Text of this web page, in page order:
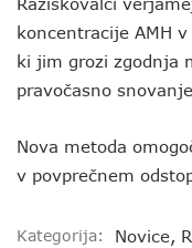
koncentracije AMH
ki jim grozi zgodnja
pravočasno
Nova metoda
v povprečnem
Kategorija: Novice,